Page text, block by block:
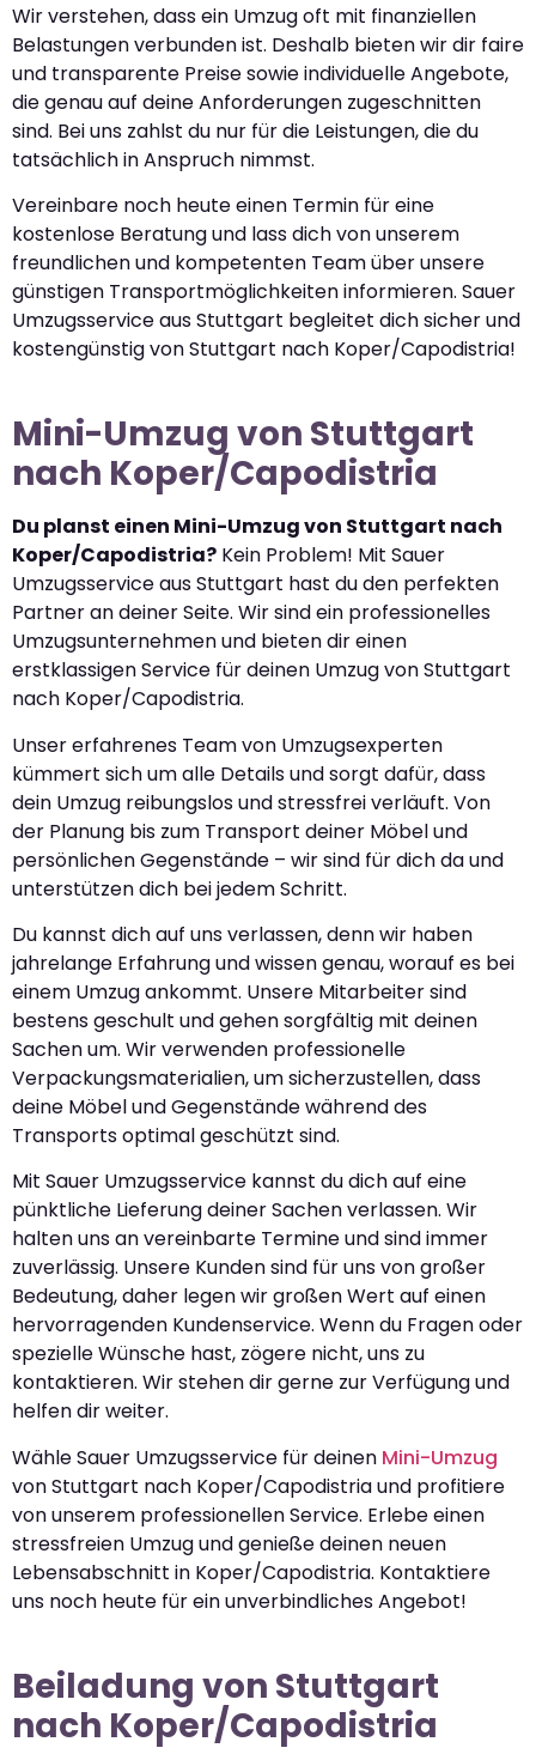
Wir verstehen, dass ein Umzug oft mit finanziellen
Belastungen verbunden ist. Deshalb bieten wir dir faire
und transparente Preise sowie individuelle Angebote,
die genau auf deine Anforderungen zugeschnitten
sind. Bei uns zahlst du nur für die Leistungen, die du
tatsächlich in Anspruch nimmst.
Vereinbare noch heute einen Termin für eine
kostenlose Beratung und lass dich von unserem
freundlichen und kompetenten Team über unsere
günstigen Transportmöglichkeiten informieren. Sauer
Umzugsservice aus Stuttgart begleitet dich sicher und
kostengünstig von Stuttgart nach Koper/Capodistria!
Mini-Umzug von Stuttgart
nach Koper/Capodistria
Du planst einen Mini-Umzug von Stuttgart nach
Koper/Capodistria? Kein Problem! Mit Sauer
Umzugsservice aus Stuttgart hast du den perfekten
Partner an deiner Seite. Wir sind ein professionelles
Umzugsunternehmen und bieten dir einen
erstklassigen Service für deinen Umzug von Stuttgart
nach Koper/Capodistria.
Unser erfahrenes Team von Umzugsexperten
kümmert sich um alle Details und sorgt dafür, dass
dein Umzug reibungslos und stressfrei verläuft. Von
der Planung bis zum Transport deiner Möbel und
persönlichen Gegenstände – wir sind für dich da und
unterstützen dich bei jedem Schritt.
Du kannst dich auf uns verlassen, denn wir haben
jahrelange Erfahrung und wissen genau, worauf es bei
einem Umzug ankommt. Unsere Mitarbeiter sind
bestens geschult und gehen sorgfältig mit deinen
Sachen um. Wir verwenden professionelle
Verpackungsmaterialien, um sicherzustellen, dass
deine Möbel und Gegenstände während des
Transports optimal geschützt sind.
Mit Sauer Umzugsservice kannst du dich auf eine
pünktliche Lieferung deiner Sachen verlassen. Wir
halten uns an vereinbarte Termine und sind immer
zuverlässig. Unsere Kunden sind für uns von großer
Bedeutung, daher legen wir großen Wert auf einen
hervorragenden Kundenservice. Wenn du Fragen oder
spezielle Wünsche hast, zögere nicht, uns zu
kontaktieren. Wir stehen dir gerne zur Verfügung und
helfen dir weiter.
Wähle Sauer Umzugsservice für deinen Mini-Umzug
von Stuttgart nach Koper/Capodistria und profitiere
von unserem professionellen Service. Erlebe einen
stressfreien Umzug und genieße deinen neuen
Lebensabschnitt in Koper/Capodistria. Kontaktiere
uns noch heute für ein unverbindliches Angebot!
Beiladung von Stuttgart
nach Koper/Capodistria